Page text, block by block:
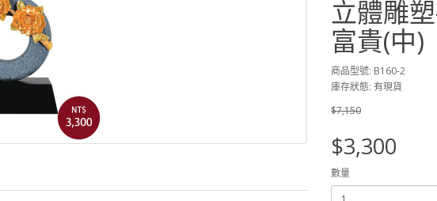
立體雕
富貴(中)
商品型號: B160-2
庫存狀態: 有現貨
$7,150
$3,300
數量